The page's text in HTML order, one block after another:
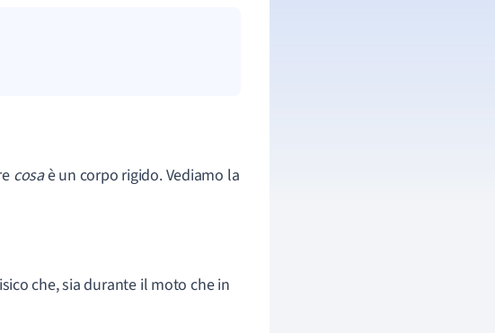
cosaè un corpo rigido. Vediamo la
che, sia durante il moto che in